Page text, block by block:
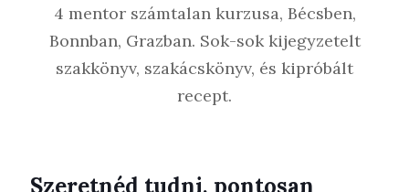
4 mentor számtalan kurzusa, Bécsben,
Bonnban, Grazban. Sok-sok kijegyzetelt
szakkönyv, szakácskönyv, és kipróbált
recept.
Szeretnéd tudni, pontosan